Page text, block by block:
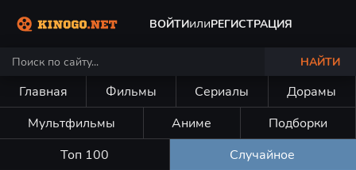
ВОЙТИилиРЕГИСТРАЦИЯ
НАЙТИ
Главная Фильмы Сериалы
Дорамы
Мультфильмы
Аниме
Подборки
Топ 100
Случайное